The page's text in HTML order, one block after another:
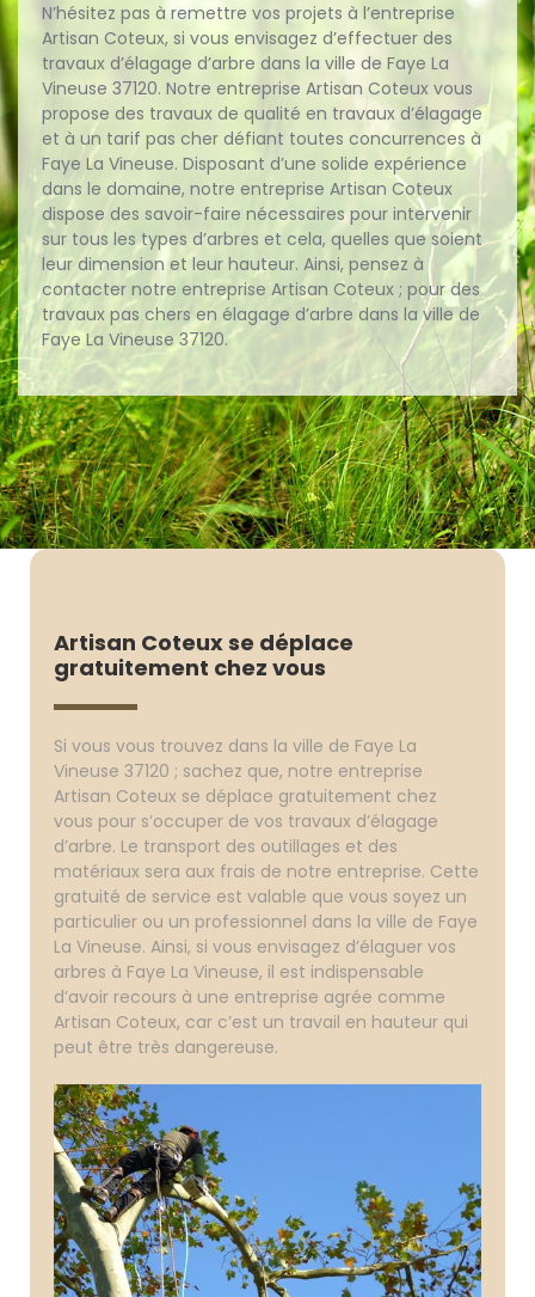
N’hésitez pas à remettre vos projets à l’entreprise
Artisan Coteux, si vous envisagez d’effectuer des
travaux d’élagage d’arbre dans la ville de Faye La
Vineuse 37120. Notre entreprise Artisan Coteux vous
propose des travaux de qualité en travaux d’élagage
et à un tarif pas cher défiant toutes concurrences à
Faye La Vineuse. Disposant d’une solide expérience
dans le domaine, notre entreprise Artisan Coteux
dispose des savoir-faire nécessaires pour intervenir
sur tous les types d’arbres et cela, quelles que soient
leur dimension et leur hauteur. Ainsi, pensez à
contacter notre entreprise Artisan Coteux ; pour des
travaux pas chers en élagage d’arbre dans la ville de
Faye La Vineuse 37120.
Artisan Coteux se déplace
gratuitement chez vous
Si vous vous trouvez dans la ville de Faye La
Vineuse 37120 ; sachez que, notre entreprise
Artisan Coteux se déplace gratuitement chez
vous pour s’occuper de vos travaux d’élagage
d’arbre. Le transport des outillages et des
matériaux sera aux frais de notre entreprise. Cette
gratuité de service est valable que vous soyez un
particulier ou un professionnel dans la ville de Faye
La Vineuse. Ainsi, si vous envisagez d’élaguer vos
arbres à Faye La Vineuse, il est indispensable
d’avoir recours à une entreprise agrée comme
Artisan Coteux, car c’est un travail en hauteur qui
peut être très dangereuse.